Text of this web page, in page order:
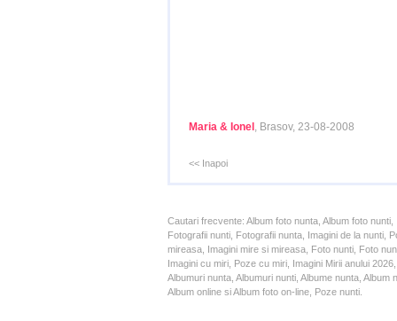
Maria & Ionel , Brasov, 23-08-2008
<< Inapoi
Cautari frecvente: Album foto nunta, Album foto
Fotografii nunti, Fotografii nunta, Imagini de la nunti,
mireasa, Imagini mire si mireasa, Foto nunti, Foto
Imagini cu miri, Poze cu miri, Imagini Mirii anului
Albumuri nunta, Albumuri nunti, Albume nunta,
Album online si Album foto on-line, Poze nunti.